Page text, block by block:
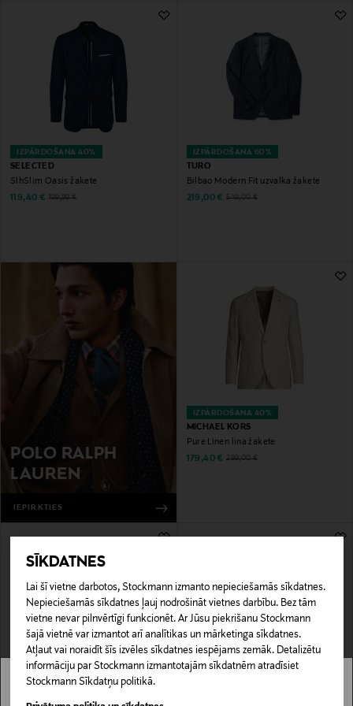
SĪKDATNES
Lai šī vietne darbotos, Stockmann izmanto nepieciešamās sīkdatnes.
Nepieciešamās sīkdatnes ļauj nodrošināt vietnes darbību. Bez tām
vietne nevar pilnvērtīgi funkcionēt. Ar Jūsu piekrišanu Stockmann
šajā vietnē var izmantot arī analītikas un mārketinga sīkdatnes.
Atļaut vai noraidīt šīs izvēles sīkdatnes iespējams zemāk. Detalizētu
informāciju par Stockmann izmantotajām sīkdatnēm atradīsiet
Stockmann Sīkdatņu politikā.
IZPĀRDOŠANA 40%
SELECTED
SlhSlim Oasis žakete
Discounted Price
119,40 € Original Price
199,99 €
IZPĀRDOŠANA 60%
TURO
Bilbao Modern Fit uzvalka žakete
Discounted Price
219,00 € Original Price
549,00 €
POLO RALPH
LAUREN
IEPIRKTIES
IZPĀRDOŠANA 40%
MICHAEL KORS
Pure Linen lina žakete
Discounted Price
179,40 € Original Price
299,00 €
KUPONA PRIEKŠROCĪBA
GANT
Jersey žakete
Stockmann nav pieejams tavā valstī.